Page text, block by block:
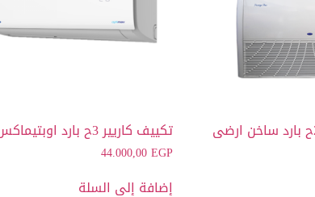
تكييف كاريير 2.25ح بارد ساخن ارضى تكييف كاريير 3ح بارد اوبتيماكس برو
44.000,00EGP
إضافة إلى السلة